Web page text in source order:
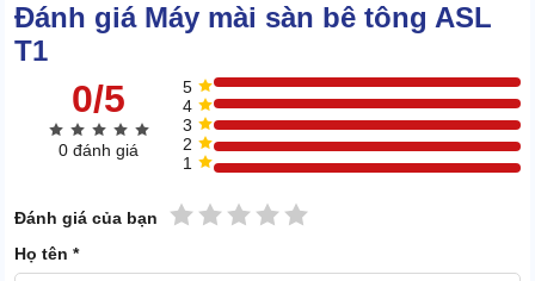
Đánh giá Máy mài sàn bê tông ASL
T1
0/5
0 đánh giá
5
4
3
2
1
Đánh giá của bạn 5 sao
4 sao
3 sao
2 sao
1 sao
Họ tên *